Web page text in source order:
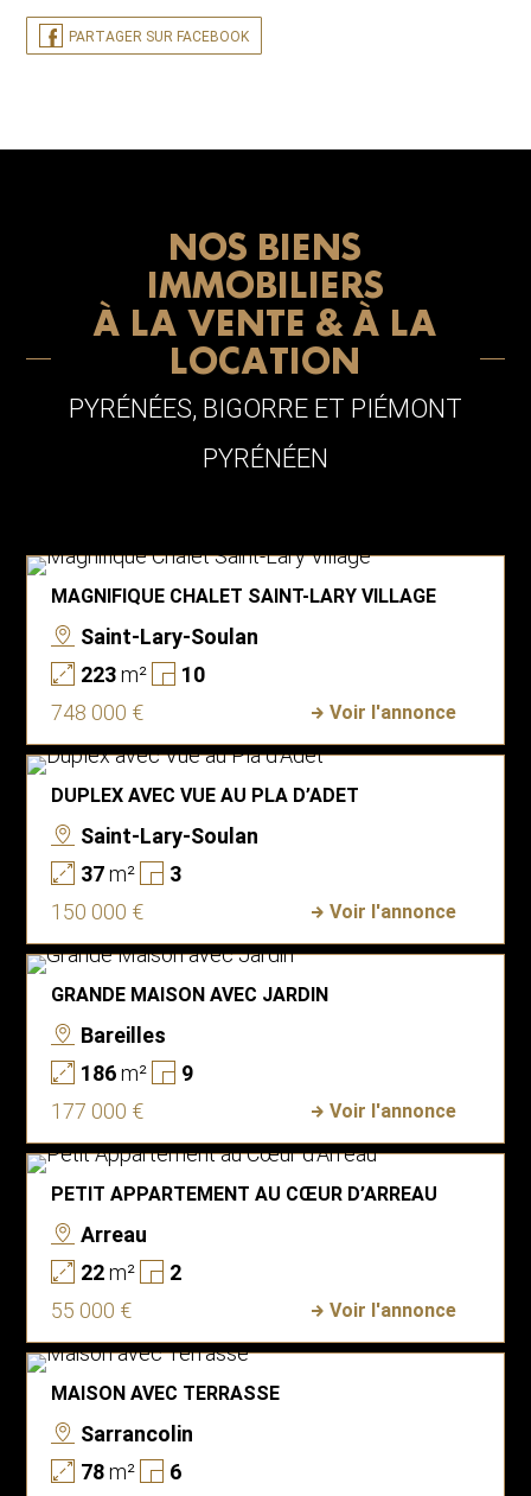
PARTAGER SUR FACEBOOK
NOS BIENS
IMMOBILIERS
À LA VENTE & À LA
LOCATION
PYRÉNÉES, BIGORRE ET PIÉMONT
PYRÉNÉEN
MAGNIFIQUE CHALET SAINT-LARY VILLAGE
Saint-Lary-Soulan
223m²
10
748 000 €
Voir l'annonce
DUPLEX AVEC VUE AU PLA D’ADET
Saint-Lary-Soulan
37m²
3
150 000 €
Voir l'annonce
GRANDE MAISON AVEC JARDIN
Bareilles
186m²
9
177 000 €
Voir l'annonce
PETIT APPARTEMENT AU CŒUR D’ARREAU
Arreau
22m²
2
55 000 €
Voir l'annonce
MAISON AVEC TERRASSE
Sarrancolin
78m²
6